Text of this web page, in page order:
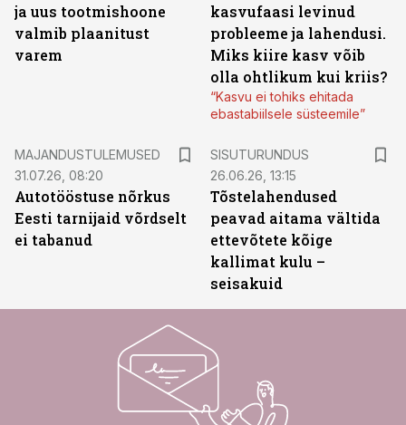
ja uus tootmishoone
valmib plaanitust
varem
kasvufaasi levinud
probleeme ja lahendusi.
Miks kiire kasv võib
olla ohtlikum kui kriis?
“Kasvu ei tohiks ehitada
ebastabiilsele süsteemile”
MAJANDUSTULEMUSED
31.07.26, 08:20
Autotööstuse nõrkus
Eesti tarnijaid võrdselt
ei tabanud
SISUTURUNDUS
26.06.26, 13:15
Tõstelahendused
peavad aitama vältida
ettevõtete kõige
kallimat kulu –
seisakuid